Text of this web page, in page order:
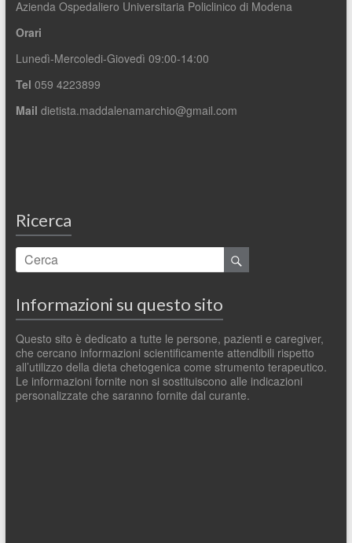
Azienda Ospedaliero Universitaria Policlinico di Modena
Orari
Lunedì-Mercoledi-Giovedì 09:00-14:00
Tel 059 4223899
Mail dietista.maddalenamarchio@gmail.com
Ricerca
Informazioni su questo sito
Questo sito è dedicato a tutte le persone, pazienti e caregiver,
che cercano informazioni scientificamente attendibili rispetto
all’utilizzo della dieta chetogenica come strumento terapeutico.
Le informazioni fornite non si sostituiscono alle indicazioni
personalizzate che saranno fornite dal curante.